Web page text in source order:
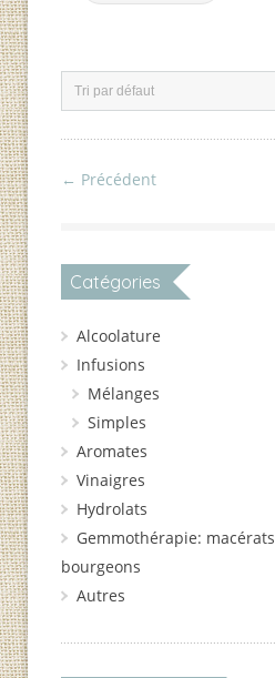
← Précédent
Catégories
Alcoolature
Infusions
Mélanges
Simples
Aromates
Vinaigres
Hydrolats
Gemmothérapie:
bourgeons
Autres